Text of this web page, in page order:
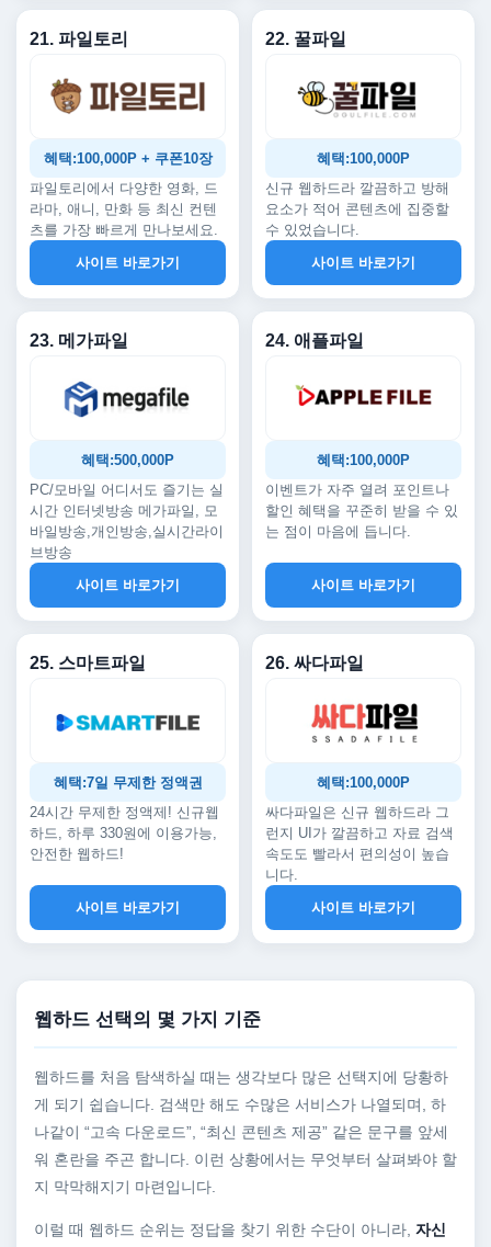
21. 파일토리
혜택:100,000P + 쿠폰10장
파일토리에서 다양한 영화, 드
라마, 애니, 만화 등 최신 컨텐
츠를 가장 빠르게 만나보세요.
사이트 바로가기
22. 꿀파일
혜택:100,000P
신규 웹하드라 깔끔하고 방해
요소가 적어 콘텐츠에 집중할
수 있었습니다.
사이트 바로가기
23. 메가파일
혜택:500,000P
PC/모바일 어디서도 즐기는 실
시간 인터넷방송 메가파일, 모
바일방송,개인방송,실시간라이
브방송
사이트 바로가기
24. 애플파일
혜택:100,000P
이벤트가 자주 열려 포인트나
할인 혜택을 꾸준히 받을 수 있
는 점이 마음에 듭니다.
사이트 바로가기
25. 스마트파일
혜택:7일 무제한 정액권
24시간 무제한 정액제! 신규웹
하드, 하루 330원에 이용가능,
안전한 웹하드!
사이트 바로가기
26. 싸다파일
혜택:100,000P
싸다파일은 신규 웹하드라 그
런지 UI가 깔끔하고 자료 검색
속도도 빨라서 편의성이 높습
니다.
사이트 바로가기
웹하드 선택의 몇 가지 기준
웹하드를 처음 탐색하실 때는 생각보다 많은 선택지에 당황하
게 되기 쉽습니다. 검색만 해도 수많은 서비스가 나열되며, 하
나같이 “고속 다운로드”, “최신 콘텐츠 제공” 같은 문구를 앞세
워 혼란을 주곤 합니다. 이런 상황에서는 무엇부터 살펴봐야 할
지 막막해지기 마련입니다.
이럴 때 웹하드 순위는 정답을 찾기 위한 수단이 아니라, 자신